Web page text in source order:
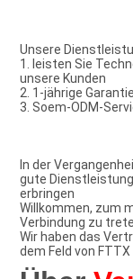
Unsere
1. leisten Sie
unsere Kunden
2. 1-jährige
3. Soem-ODM-
In der
gute
erbringen
Willkommen, zum
Verbindung zu
Wir haben das
dem Feld von FTTX